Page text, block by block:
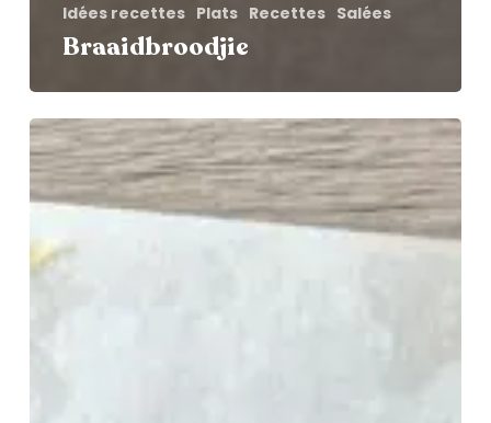
Idées recettes Plats Recettes Salées
Braaidbroodjie